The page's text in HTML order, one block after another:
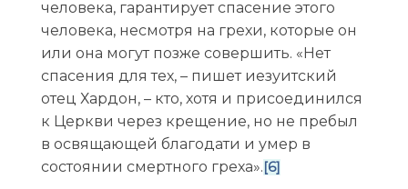
человека, гарантирует спасение этого
человека, несмотря на грехи, которые он
или она могут позже совершить. «Нет
спасения для тех, – пишет иезуитский
отец Хардон, – кто, хотя и присоединился
к Церкви через крещение, но не пребыл
в освящающей благодати и умер в
состоянии смертного греха».[6]